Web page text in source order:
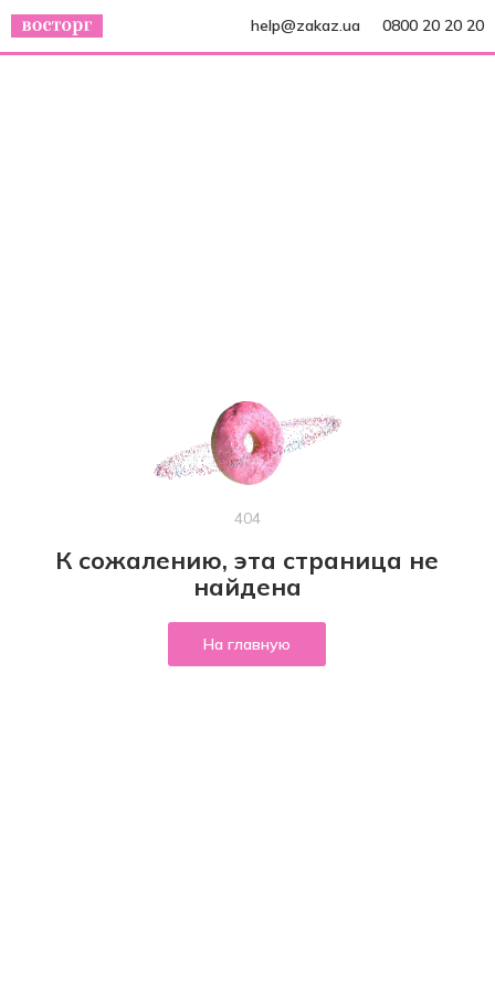
help@zakaz.ua 0800 20 20 20
404
К сожалению, эта страница не
найдена
На главную